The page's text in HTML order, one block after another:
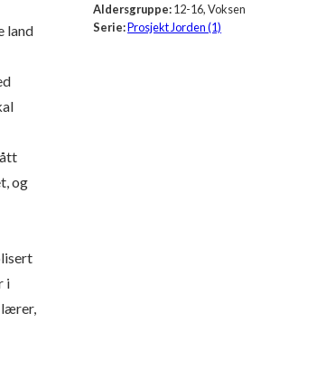
land
og
i
lærer,
Aldersgruppe:12-16, Voksen
Serie:Prosjekt Jorden (1)